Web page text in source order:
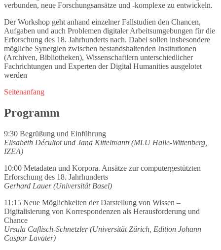
verbunden, neue Forschungsansätze und -komplexe zu entwickeln.
Der Workshop geht anhand einzelner Fallstudien den Chancen,
Aufgaben und auch Problemen digitaler Arbeitsumgebungen für die
Erforschung des 18. Jahrhunderts nach. Dabei sollen insbesondere
mögliche Synergien zwischen bestandshaltenden Institutionen
(Archiven, Bibliotheken), Wissenschaftlern unterschiedlicher
Fachrichtungen und Experten der Digital Humanities ausgelotet
werden
Seitenanfang
Programm
9:30 Begrüßung und Einführung
Elisabeth Décultot und Jana Kittelmann (MLU Halle-Wittenberg,
IZEA)
10:00 Metadaten und Korpora. Ansätze zur computergestützten
Erforschung des 18. Jahrhunderts
Gerhard Lauer (Universität Basel)
11:15 Neue Möglichkeiten der Darstellung von Wissen –
Digitalisierung von Korrespondenzen als Herausforderung und
Chance
Ursula Caflisch-Schnetzler (Universität Zürich, Edition Johann
Caspar Lavater)